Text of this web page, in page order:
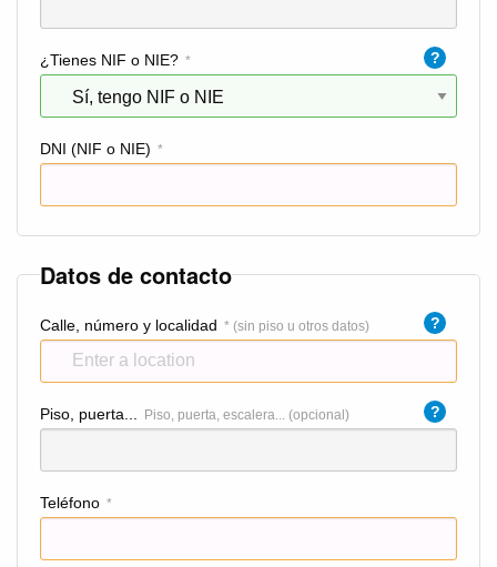
¿Tienes NIF o NIE? * ?
DNI (NIF o NIE) *
Datos de contacto
Calle, número y localidad * (sin piso u otros datos) ?
Piso, puerta... Piso, puerta, escalera... (opcional) ?
Teléfono *